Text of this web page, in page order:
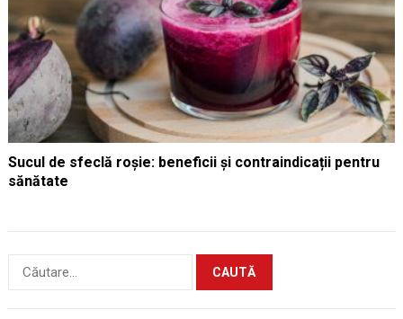
Sucul de sfeclă roșie: beneficii și contraindicații pentru
sănătate
Caută